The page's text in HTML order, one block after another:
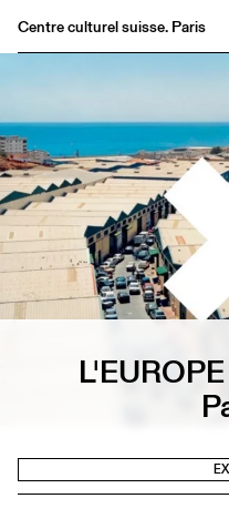
Centre culturel suisse. Paris
Buvette
Archives
Medias
Publications
FR/EN